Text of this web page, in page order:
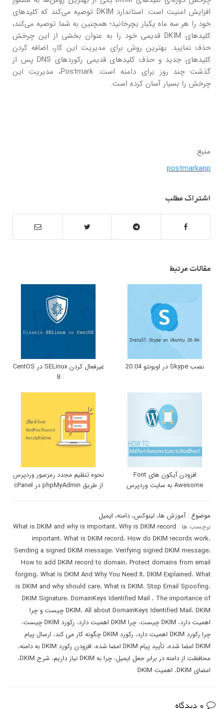
افزایش امنیت است. استاندارد DKIM توصیه می‌کند که کلیدهای
خود را هر سه ماه یکبار بچرخانید؛ همچنین به شما توصیه می‌کند،
کلیدهای DKIM قدیمی خود را به عنوان بخشی از این چرخش
حذف نمایید. بهترین روش برای مدیریت این کار، اضافه کردن
کلیدهای جدید و حذف کلیدهای قدیمی رکوردهای DNS پس از
گذشت چند روز برای دامنه است. Postmark، مدیریت این
چرخش را بسیار آسان کرده است.
منبع:
postmarkapp
اشتراک مطلب
مقالات مرتبط
نصب Skype در اوبونتو 20.04
غیرفعال کردن SELinux در CentOS
8
افزودن آیکون های Font
Awesome به سایت وردپرس
نحوه تنظیم مجدد رمزعبور وردپرس
از طریق phpMyAdmin در cPanel
موضوع :آموزش ها، لینوکس، دامنه، ایمیل
برچسب ها :
What is DKIM and why is important، Why is DKIM record
important، What is DKIM record، How do DKIM records work،
Sending a signed DKIM message، Verifying signed DKIM message،
How to add DKIM record to domain، Protect domains from email
forging، What Is DKIM And Why You Need It، DKIM Explained، What
is DKIM and why should care، What is DKIM، Stop Email Spoofing،
DKIM Signature، DomainKeys Identified Mail ، The importance of
DKIM، All about DomainKeys Identified Mail،
DKIM چیست و چرا
اهمیت دارد، DKIM چیست ، چرا DKIM اهمیت دارد ، رکورد DKIM چیست
،
چرا رکورد DKIM اهمیت دارد
، رکورد DKIM چگونه کار می کند ، ارسال پیام
DKIM امضا شده
، تأیید پیام DKIM امضا شده ، افزودن رکورد DKIM به دامنه
،
محافظت از دامنه در برابر جعل ایمیل، چرا به DKIM نیاز داریم ، شرح DKIM
،
امضای DKIM
، اهمیت DKIM